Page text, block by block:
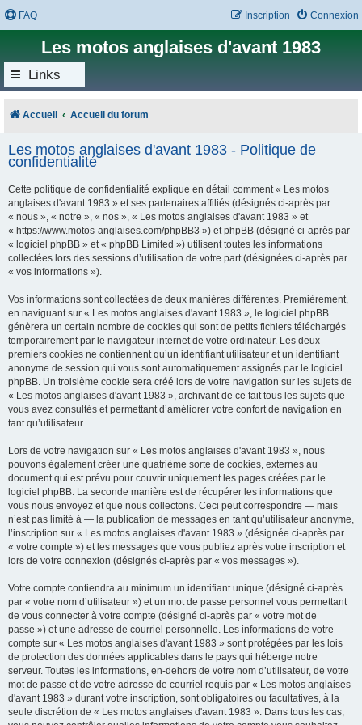
FAQ Connexion
Inscription
Les motos anglaises d'avant 1983
Links
Accueil Accueil du forum
Les motos anglaises d'avant 1983 - Politique de
confidentialité
Cette politique de confidentialité explique en détail comment « Les motos
anglaises d'avant 1983 » et ses partenaires affiliés (désignés ci-après par
« nous », « notre », « nos », « Les motos anglaises d'avant 1983 » et
« https://www.motos-anglaises.com/phpBB3 ») et phpBB (désigné ci-après par
« logiciel phpBB » et « phpBB Limited ») utilisent toutes les informations
collectées lors des sessions d’utilisation de votre part (désignées ci-après par
« vos informations »).
Vos informations sont collectées de deux manières différentes. Premièrement,
en naviguant sur « Les motos anglaises d'avant 1983 », le logiciel phpBB
génèrera un certain nombre de cookies qui sont de petits fichiers téléchargés
temporairement par le navigateur internet de votre ordinateur. Les deux
premiers cookies ne contiennent qu’un identifiant utilisateur et un identifiant
anonyme de session qui vous sont automatiquement assignés par le logiciel
phpBB. Un troisième cookie sera créé lors de votre navigation sur les sujets de
« Les motos anglaises d'avant 1983 », archivant de ce fait tous les sujets que
vous avez consultés et permettant d’améliorer votre confort de navigation en
tant qu’utilisateur.
Lors de votre navigation sur « Les motos anglaises d'avant 1983 », nous
pouvons également créer une quatrième sorte de cookies, externes au
document qui est prévu pour couvrir uniquement les pages créées par le
logiciel phpBB. La seconde manière est de récupérer les informations que
vous nous envoyez et que nous collectons. Ceci peut correspondre — mais
n’est pas limité à — la publication de messages en tant qu’utilisateur anonyme,
l’inscription sur « Les motos anglaises d'avant 1983 » (désignée ci-après par
« votre compte ») et les messages que vous publiez après votre inscription et
lors de votre connexion (désignés ci-après par « vos messages »).
Votre compte contiendra au minimum un identifiant unique (désigné ci-après
par « votre nom d’utilisateur ») et un mot de passe personnel vous permettant
de vous connecter à votre compte (désigné ci-après par « votre mot de
passe ») et une adresse de courriel personnelle. Les informations de votre
compte sur « Les motos anglaises d'avant 1983 » sont protégées par les lois
de protection des données applicables dans le pays qui héberge notre
serveur. Toutes les informations, en-dehors de votre nom d’utilisateur, de votre
mot de passe et de votre adresse de courriel requis par « Les motos anglaises
d'avant 1983 » durant votre inscription, sont obligatoires ou facultatives, à la
seule discrétion de « Les motos anglaises d'avant 1983 ». Dans tous les cas,